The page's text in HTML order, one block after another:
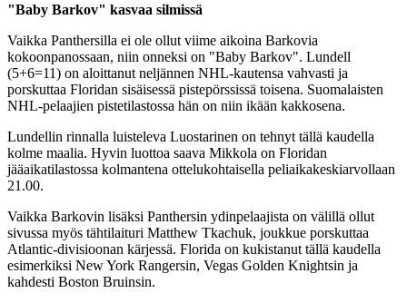
"Baby Barkov" kasvaa silmissä
Vaikka Panthersilla ei ole ollut viime aikoina Barkovia
kokoonpanossaan, niin onneksi on "Baby Barkov". Lundell
(5+6=11) on aloittanut neljännen NHL-kautensa vahvasti ja
porskuttaa Floridan sisäisessä pistepörssissä toisena. Suomalaisten
NHL-pelaajien pistetilastossa hän on niin ikään kakkosena.
Lundellin rinnalla luisteleva Luostarinen on tehnyt tällä kaudella
kolme maalia. Hyvin luottoa saava Mikkola on Floridan
jääaikatilastossa kolmantena ottelukohtaisella peliaikakeskiarvollaan
21.00.
Vaikka Barkovin lisäksi Panthersin ydinpelaajista on välillä ollut
sivussa myös tähtilaituri Matthew Tkachuk, joukkue porskuttaa
Atlantic-divisioonan kärjessä. Florida on kukistanut tällä kaudella
esimerkiksi New York Rangersin, Vegas Golden Knightsin ja
kahdesti Boston Bruinsin.